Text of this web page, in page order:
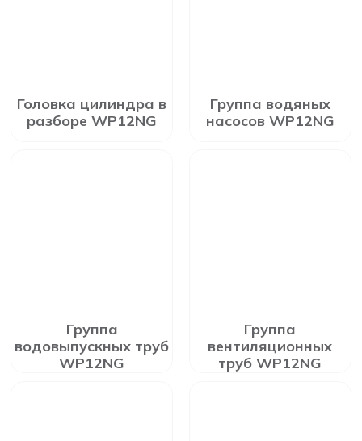
Головка цилиндра в
разборе WP12NG
Группа водяных
насосов WP12NG
Группа
водовыпускных труб
WP12NG
Группа
вентиляционных
труб WP12NG